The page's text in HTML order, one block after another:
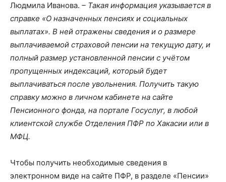
Людмила Иванова. – Такая информация указывается в
справке «О назначенных пенсиях и социальных
выплатах». В ней отражены сведения и о размере
выплачиваемой страховой пенсии на текущую дату, и
полный размер установленной пенсии с учётом
пропущенных индексаций, который будет
выплачиваться после увольнения. Получить такую
справку можно в личном кабинете на сайте
Пенсионного фонда, на портале Госуслуг, в любой
клиентской службе Отделения ПФР по Хакасии или в
МФЦ.
Чтобы получить необходимые сведения в
электронном виде на сайте ПФР, в разделе «Пенсии»